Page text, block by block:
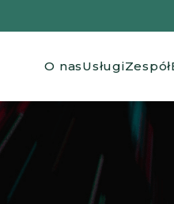
Main
O nasUsługiZespół